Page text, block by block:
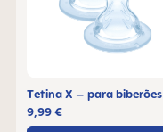
Tetina X – para biberões
9,99 €